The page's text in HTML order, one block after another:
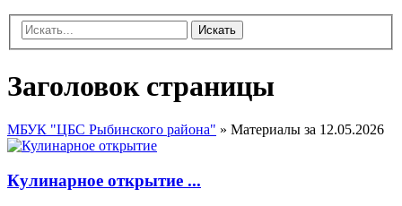
Искать
Заголовок страницы
МБУК "ЦБС Рыбинского района" » Материалы за 12.05.2026
Кулинарное открытие ...